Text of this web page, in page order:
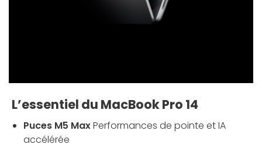
L’essentiel du MacBook Pro 14
Puces M5 MaxPerformances de pointe et IA
accélérée